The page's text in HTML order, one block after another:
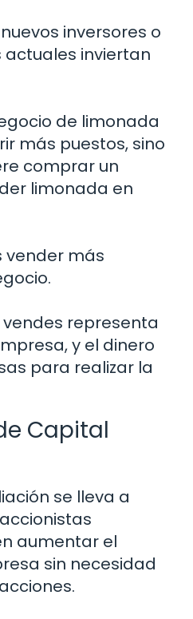
inversores o
actuales inviertan
de limonada
más puestos, sino
comprar un
limonada en
vender más
representa
y el dinero
para realizar la
Capital
se lleva a
aumentar el
sin necesidad